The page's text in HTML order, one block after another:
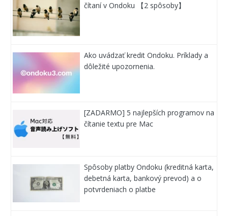
čítaní v Ondoku 【2 spôsoby】
Ako uvádzať kredit Ondoku. Príklady a
dôležité upozornenia.
[ZADARMO] 5 najlepších programov na
čítanie textu pre Mac
Spôsoby platby Ondoku (kreditná karta,
debetná karta, bankový prevod) a o
potvrdeniach o platbe